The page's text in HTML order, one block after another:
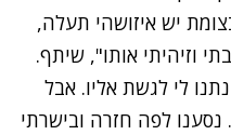
יש איזושהי תעלה,
וזיהיתי אותו", שיתף.
לי לגשת אליו. אבל
נסענו לפה חזרה ובישרתי